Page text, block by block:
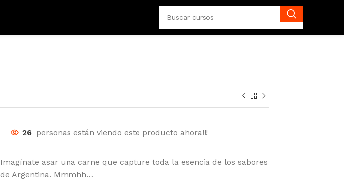
26 personas están viendo este producto ahora!!!
Imagínate asar una carne que capture toda la esencia de los sabores
de Argentina. Mmmhh…